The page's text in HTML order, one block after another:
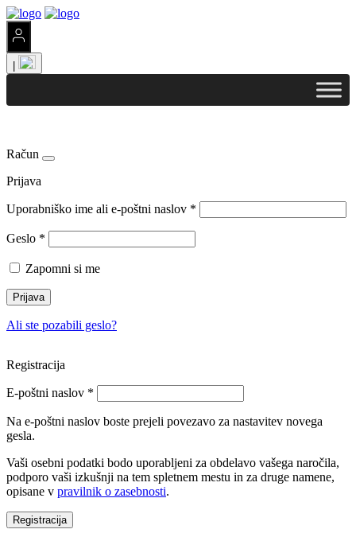
Račun
Prijava
Uporabniško ime ali e-poštni naslov *
Geslo *
Zapomni si me
Prijava
Ali ste pozabili geslo?
Registracija
E-poštni naslov *
Na e-poštni naslov boste prejeli povezavo za nastavitev novega
gesla.
Vaši osebni podatki bodo uporabljeni za obdelavo vašega naročila,
podporo vaši izkušnji na tem spletnem mestu in za druge namene,
opisane v pravilnik o zasebnosti.
Registracija